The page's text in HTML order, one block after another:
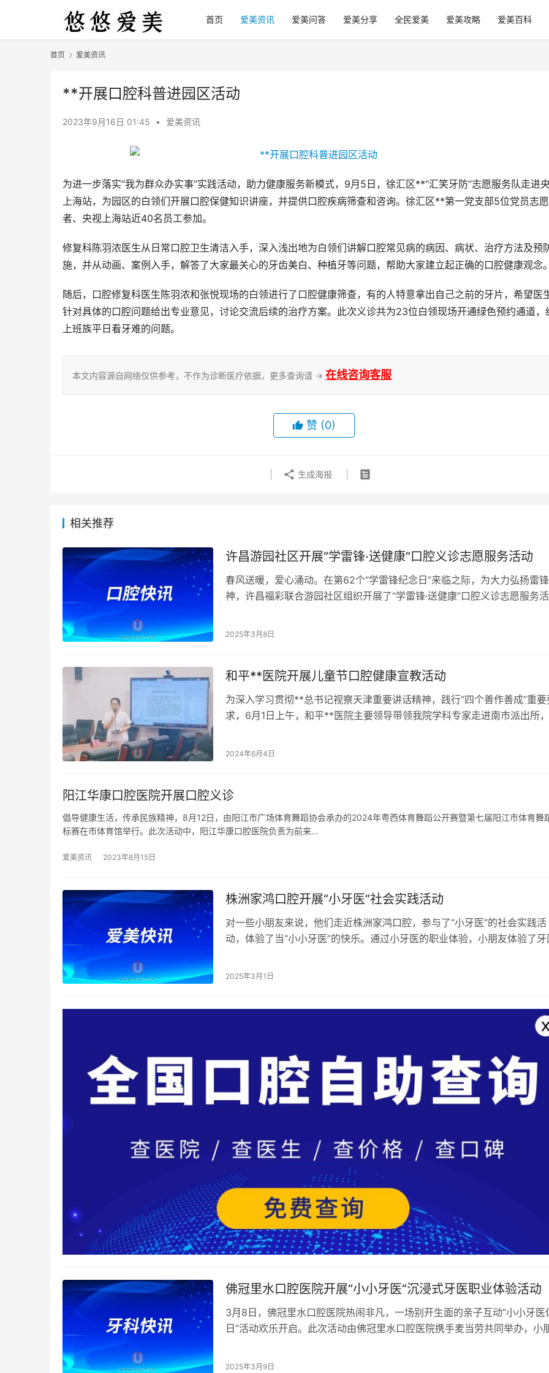
首页 爱美资讯 爱美问答 爱美分享 全民爱美 爱美攻略 爱美百科
首页 爱美资讯
**开展口腔科普进园区活动
2023年9月16日 01:45 • 爱美资讯
为进一步落实“我为群众办实事”实践活动，助力健康服务新模式，9月5日，徐汇区**“汇笑牙防”志愿服务队走进
上海站，为园区的白领们开展口腔保健知识讲座，并提供口腔疾病筛查和咨询。徐汇区**第一党支部5位党员志愿
者、央视上海站近40名员工参加。
修复科陈羽浓医生从日常口腔卫生清洁入手，深入浅出地为白领们讲解口腔常见病的病因、病状、治疗方法及预
施，并从动画、案例入手，解答了大家最关心的牙齿美白、种植牙等问题，帮助大家建立起正确的口腔健康观念
随后，口腔修复科医生陈羽浓和张悦现场的白领进行了口腔健康筛查，有的人特意拿出自己之前的牙片，希望医
针对具体的口腔问题给出专业意见，讨论交流后续的治疗方案。此次义诊共为23位白领现场开通绿色预约通道，
上班族平日看牙难的问题。
本文内容源自网络仅供参考，不作为诊断医疗依据，更多查询请 → 在线咨询客服
赞 (0)
生成海报
相关推荐
许昌游园社区开展“学雷锋·送健康”口腔义诊志愿服务活动
春风送暖，爱心涌动。在第62个“学雷锋纪念日”来临之际，为大力弘扬雷
神，许昌福彩联合游园社区组织开展了“学雷锋·送健康”口腔义诊志愿服务活
2025年3月8日
和平**医院开展儿童节口腔健康宣教活动
为深入学习贯彻**总书记视察天津重要讲话精神，践行“四个善作善成”重要
求，6月1日上午，和平**医院主要领导带领我院学科专家走进南市派出所
2024年6月4日
阳江华康口腔医院开展口腔义诊
倡导健康生活，传承民族精神，8月12日，由阳江市广场体育舞蹈协会承办的2024年粤西体育舞蹈公开赛暨第七届阳江市体育舞
标赛在市体育馆举行。此次活动中，阳江华康口腔医院负责为前来…
爱美资讯 2023年8月15日
株洲家鸿口腔开展“小牙医”社会实践活动
对一些小朋友来说，他们走近株洲家鸿口腔，参与了“小牙医”的社会实践活
动，体验了当“小小牙医”的快乐。通过小牙医的职业体验，小朋友体验了牙
2025年3月1日
佛冠里水口腔医院开展“小小牙医”沉浸式牙医职业体验活动
3月8日，佛冠里水口腔医院热闹非凡，一场别开生面的亲子互动“小小牙医
日”活动欢乐开启。此次活动由佛冠里水口腔医院携手麦当劳共同举办，小
2025年3月9日